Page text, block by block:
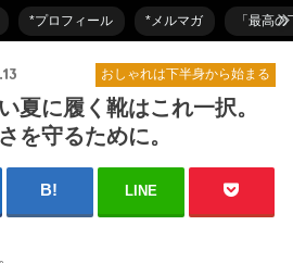
*プロフィール *メルマガ 「最高
おしゃれは下半身から始まる
夏に履く靴はこれ一択。
を守るために。
LINE